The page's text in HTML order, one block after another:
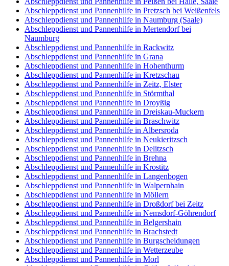
Abschleppdienst und Pannenhilfe in Pretzsch bei Weißenfels
Abschleppdienst und Pannenhilfe in Naumburg (Saale)
Abschleppdienst und Pannenhilfe in Mertendorf bei
Naumburg
Abschleppdienst und Pannenhilfe in Rackwitz
Abschleppdienst und Pannenhilfe in Grana
Abschleppdienst und Pannenhilfe in Hohenthurm
Abschleppdienst und Pannenhilfe in Kretzschau
Abschleppdienst und Pannenhilfe in Zeitz, Elster
Abschleppdienst und Pannenhilfe in Störmthal
Abschleppdienst und Pannenhilfe in Droyßig
Abschleppdienst und Pannenhilfe in Dreiskau-Muckern
Abschleppdienst und Pannenhilfe in Braschwitz
Abschleppdienst und Pannenhilfe in Albersroda
Abschleppdienst und Pannenhilfe in Neukieritzsch
Abschleppdienst und Pannenhilfe in Delitzsch
Abschleppdienst und Pannenhilfe in Brehna
Abschleppdienst und Pannenhilfe in Krostitz
Abschleppdienst und Pannenhilfe in Langenbogen
Abschleppdienst und Pannenhilfe in Walpernhain
Abschleppdienst und Pannenhilfe in Möllern
Abschleppdienst und Pannenhilfe in Droßdorf bei Zeitz
Abschleppdienst und Pannenhilfe in Nemsdorf-Göhrendorf
Abschleppdienst und Pannenhilfe in Belgershain
Abschleppdienst und Pannenhilfe in Brachstedt
Abschleppdienst und Pannenhilfe in Burgscheidungen
Abschleppdienst und Pannenhilfe in Wetterzeube
Abschleppdienst und Pannenhilfe in Morl